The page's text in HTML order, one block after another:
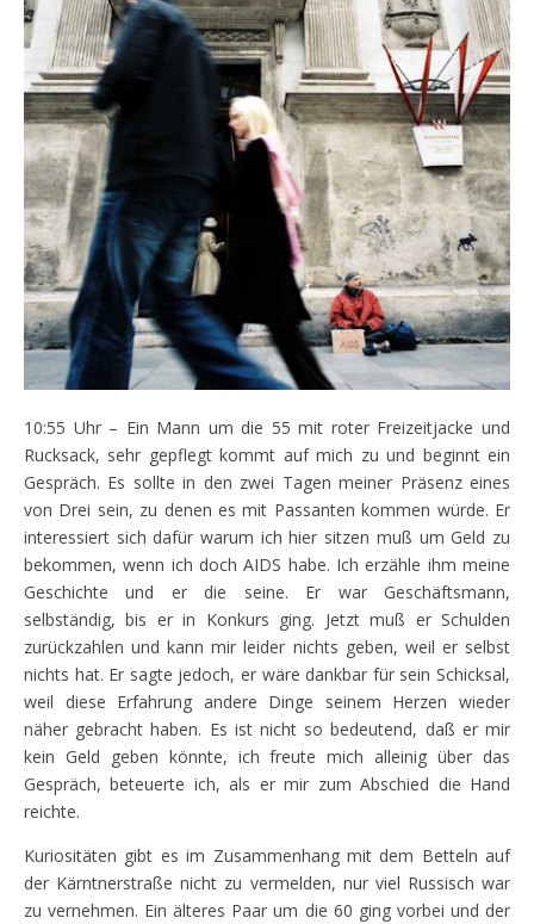
10:55 Uhr – Ein Mann um die 55 mit roter Freizeitjacke und
Rucksack, sehr gepflegt kommt auf mich zu und beginnt ein
Gespräch. Es sollte in den zwei Tagen meiner Präsenz eines
von Drei sein, zu denen es mit Passanten kommen würde. Er
interessiert sich dafür warum ich hier sitzen muß um Geld zu
bekommen, wenn ich doch AIDS habe. Ich erzähle ihm meine
Geschichte und er die seine. Er war Geschäftsmann,
selbständig, bis er in Konkurs ging. Jetzt muß er Schulden
zurückzahlen und kann mir leider nichts geben, weil er selbst
nichts hat. Er sagte jedoch, er wäre dankbar für sein Schicksal,
weil diese Erfahrung andere Dinge seinem Herzen wieder
näher gebracht haben. Es ist nicht so bedeutend, daß er mir
kein Geld geben könnte, ich freute mich alleinig über das
Gespräch, beteuerte ich, als er mir zum Abschied die Hand
reichte.
Kuriositäten gibt es im Zusammenhang mit dem Betteln auf
der Kärntnerstraße nicht zu vermelden, nur viel Russisch war
zu vernehmen. Ein älteres Paar um die 60 ging vorbei und der